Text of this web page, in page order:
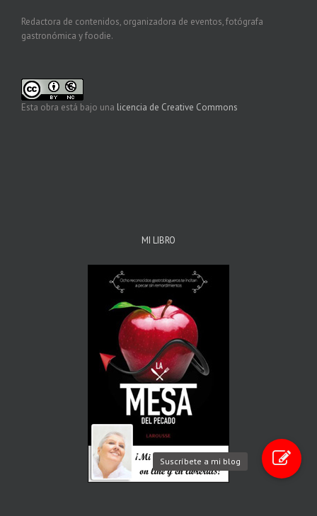
Redactora de contenidos, organizadora de eventos, fotógrafa
gastronómica y foodie.
Esta obra está bajo una licencia de Creative Commons
MI LIBRO
Suscríbete a mi blog